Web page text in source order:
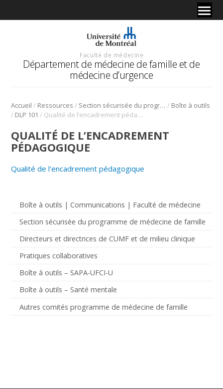
Faculté de médecine
Département de médecine de famille et de
médecine d’urgence
Accueil / Ressources / Section sécurisée du programme de médecine de famille / Boîte à outils
/ DLP 101 / Qualité de l’encadrement pédagogique
Boîte à outils | Communications | Faculté de médecine
Section sécurisée du programme de médecine de famille
Directeurs et directrices de CUMF et de milieu clinique
Pratiques collaboratives
Boîte à outils – SAPA-UFCI-U
Boîte à outils – Santé mentale
Autres comités programme de médecine de famille
QUALITÉ DE L’ENCADREMENT
PÉDAGOGIQUE
Qualité de l'encadrement pédagogique